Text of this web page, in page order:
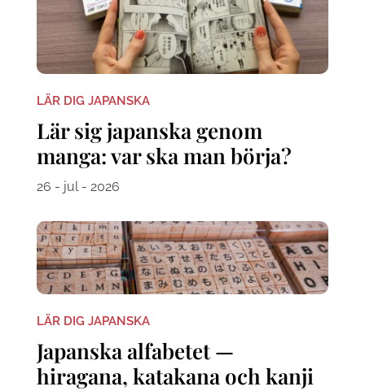
LÄR DIG JAPANSKA
Lär sig japanska genom
manga: var ska man börja?
26 - jul - 2026
LÄR DIG JAPANSKA
Japanska alfabetet —
hiragana, katakana och kanji